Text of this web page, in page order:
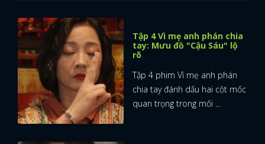
Tập 4 Vì mẹ anh phán chia
tay: Mưu đồ "Cậu Sáu" lộ
rõ
Tập 4 phim Vì mẹ anh phán
chia tay đánh dấu hai cột mốc
quan trọng trong mối ...